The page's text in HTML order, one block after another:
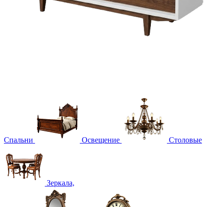
Спальни Освещение Столовые
Зеркала,